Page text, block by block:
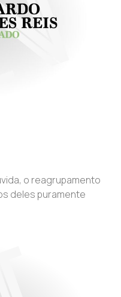
o reagrupamento
deles puramente